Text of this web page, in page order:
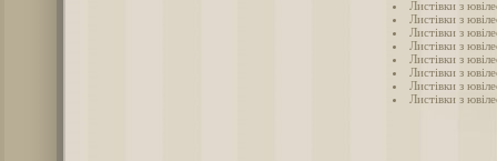
Листівки з
Листівки з
Листівки з
Листівки з
Листівки з
Листівки з
Листівки з
Листівки з